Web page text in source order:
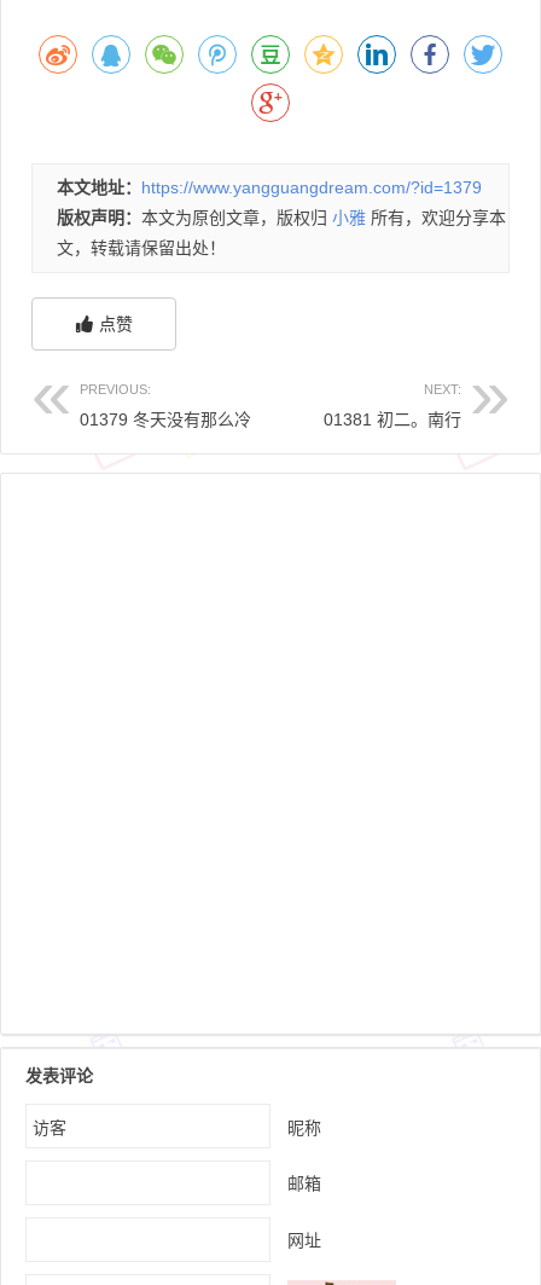
本文地址： https://www.yangguangdream.com/?id=1379
版权声明： 本文为原创文章，版权归 小雅 所有，欢迎分享本
文，转载请保留出处！
点赞
PREVIOUS:
01379 冬天没有那么冷
NEXT:
01381 初二。南行
发表评论
昵称
邮箱
网址